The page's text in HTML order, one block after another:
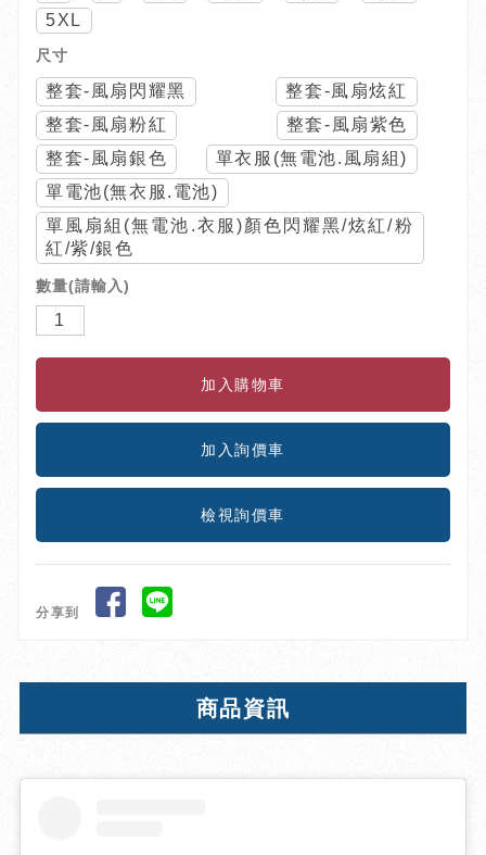
5XL
尺寸
整套-風扇閃耀黑
整套-風扇炫紅
整套-風扇粉紅
整套-風扇紫色
整套-風扇銀色
單衣服(無電池.風扇組)
單電池(無衣服.電池)
單風扇組(無電池.衣服)顏色閃耀黑/炫紅/粉
紅/紫/銀色
數量(請輸入)
檢視詢價車
分享到
商品資訊